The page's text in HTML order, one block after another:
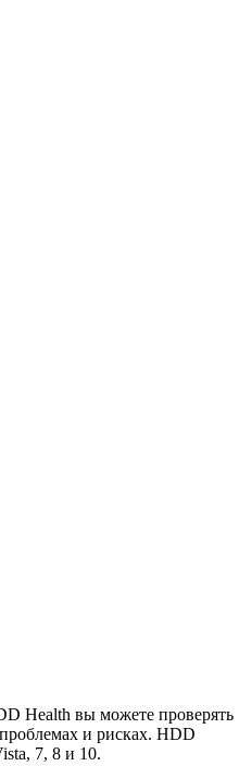
Health вы можете проверять
и рисках. HDD
7, 8 и 10.